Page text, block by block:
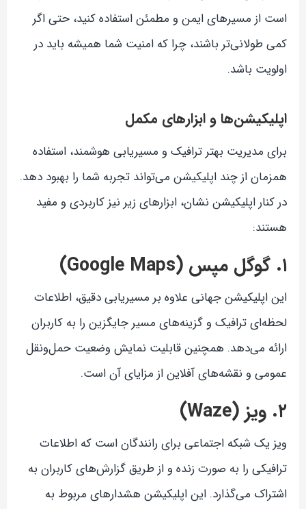
است از مسیرهای ایمن و مطمئن استفاده کنید، حتی اگر
کمی طولانی‌تر باشند، چرا که امنیت شما همیشه باید در
اولویت باشد.
اپلیکیشن‌ها و ابزارهای مکمل
برای مدیریت بهتر ترافیک و مسیریابی هوشمند، استفاده
همزمان از چند اپلیکیشن می‌تواند تجربه شما را بهبود دهد.
در کنار اپلیکیشن نشان، ابزارهای زیر نیز کاربردی و مفید
هستند:
۱. گوگل مپس (Google Maps)
این اپلیکیشن جهانی علاوه بر مسیریابی دقیق، اطلاعات
لحظه‌ای ترافیک و گزینه‌های مسیر جایگزین را به کاربران
ارائه می‌دهد. همچنین قابلیت نمایش وضعیت حمل‌ونقل
عمومی و نقشه‌های آفلاین از مزایای آن است.
۲. ویز (Waze)
ویز یک شبکه اجتماعی برای رانندگان است که اطلاعات
ترافیکی را به صورت زنده و از طریق گزارش‌های کاربران به
اشتراک می‌گذارد. این اپلیکیشن هشدارهای مربوط به